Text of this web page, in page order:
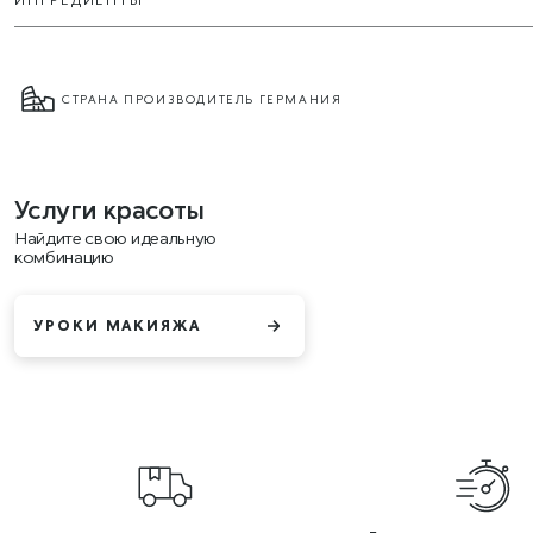
СТРАНА ПРОИЗВОДИТЕЛЬ ГЕРМАНИЯ
Услуги красоты
Найдите свою идеальную
комбинацию
УРОКИ МАКИЯЖА